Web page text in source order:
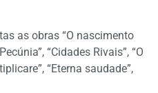
as obras “O nascimento
“Cidades Rivais”, “O
“Eterna saudade”,